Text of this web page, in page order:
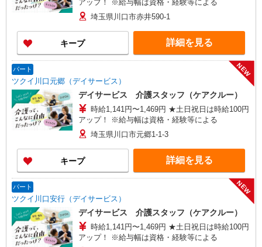
アップ！ ※給与幅は資格・経験等による
埼玉県川口市赤井590-1
キープ 詳細を見る
パート
ツクイ川口元郷（デイサービス）
NEW
デイサービス 介護スタッフ（ケアクルー）
時給1,141円〜1,469円 ★土日祝日は時給100円
アップ！ ※給与幅は資格・経験等による
埼玉県川口市元郷1-1-3
キープ 詳細を見る
パート
ツクイ川口安行（デイサービス）
NEW
デイサービス 介護スタッフ（ケアクルー）
時給1,141円〜1,469円 ★土日祝日は時給100円
アップ！ ※給与幅は資格・経験等による